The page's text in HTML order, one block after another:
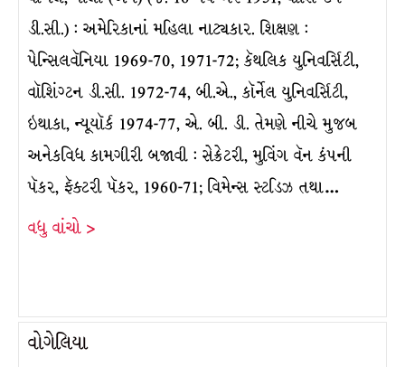
ડી.સી.) : અમેરિકાનાં મહિલા નાટ્યકાર. શિક્ષણ :
પેન્સિલવૅનિયા 1969-70, 1971-72; કૅથલિક યુનિવર્સિટી,
વૉશિંગ્ટન ડી.સી. 1972-74, બી.એ., કૉર્નેલ યુનિવર્સિટી,
ઇથાકા, ન્યૂયૉર્ક 1974-77, એ. બી. ડી. તેમણે નીચે મુજબ
અનેકવિધ કામગીરી બજાવી : સેક્રેટરી, મુવિંગ વૅન કંપની
પૅકર, ફૅક્ટરી પૅકર, 1960-71; વિમેન્સ સ્ટડિઝ તથા…
વધુ વાંચો >
વોગેલિયા